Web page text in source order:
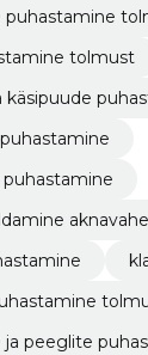
puhastamine
tolmust
käsipuude
puhastamine
ja peeglite